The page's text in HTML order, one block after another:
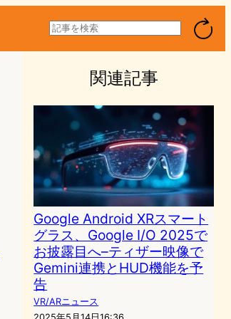
検
索
関連記事
Google Android XRスマート
グラス、Google I/O 2025で
お披露目へ–ティザー映像で
Gemini連携とHUD機能を予
告
VR/ARニュース